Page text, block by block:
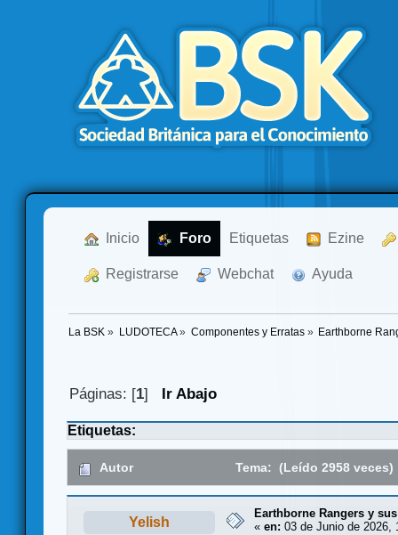
Inicio Foro Etiquetas Ezine
Registrarse Webchat Ayuda
La BSK » LUDOTECA» Componentes y Erratas» Earthborne
Páginas: [1] Ir Abajo
Etiquetas:
Autor Tema: (Leído 2958 veces)
Yelish
Earthborne Rangers y
« en: 03 de Junio de 2026,